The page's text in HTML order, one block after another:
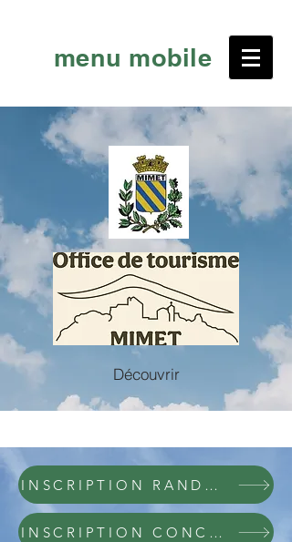
menu mobile
Découvrir
INSCRIPTION RANDONNEE DU SAMEDI 30 MAI - CRÊTE DU BAOU TRAOUQUA
INSCRIPTION CONCOURS PHOTO EDITION 2026